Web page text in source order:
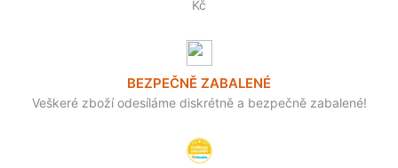
Kč
BEZPEČNĚ ZABALENÉ
Veškeré zboží odesíláme diskrétně a bezpečně zabalené!